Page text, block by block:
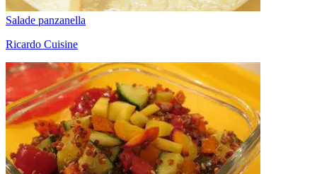
Salade panzanella
Ricardo Cuisine